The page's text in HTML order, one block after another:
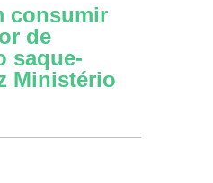
consumir
de
saque-
Ministério